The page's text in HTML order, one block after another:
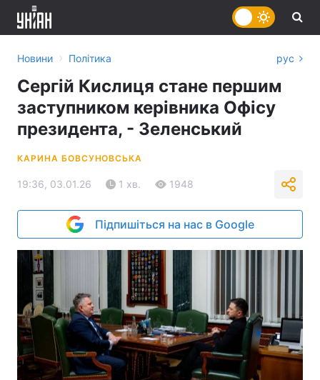
Новини › Політика рус
Сергій Кислиця стане першим
заступником керівника Офісу
президента, - Зеленський
КАРИНА БОВСУНОВСЬКА
19:36, 03.01.26 1 хв. 1948
Підпишіться на нас в Google